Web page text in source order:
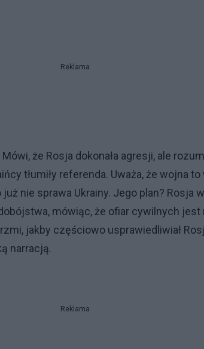
Reklama
że Rosja dokonała agresji, ale
tłumiły referenda. Uważa, że wojna to
nie sprawa Ukrainy. Jego plan? Rosja
mówiąc, że ofiar cywilnych jest
jakby częściowo usprawiedliwiał
narracją.
Reklama